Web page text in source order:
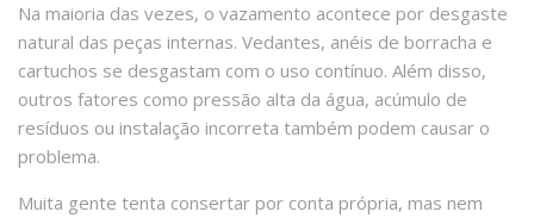
Na maioria das vezes, o vazamento acontece por desgaste
natural das peças internas. Vedantes, anéis de borracha e
cartuchos se desgastam com o uso contínuo. Além disso,
outros fatores como pressão alta da água, acúmulo de
resíduos ou instalação incorreta também podem causar o
problema.
Muita gente tenta consertar por conta própria, mas nem